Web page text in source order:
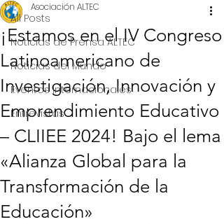
All Posts
Noticias de Prensa ALTEC
Noticias del Mundo
Eventos Internacionales
Entrevistas
¡Estamos en el IV Congreso
Latinoamericano de
Investigación, Innovación y
Emprendimiento Educativo
– CLIIEE 2024! Bajo el lema
«Alianza Global para la
Transformación de la
Educación»
Asociación ALTEC